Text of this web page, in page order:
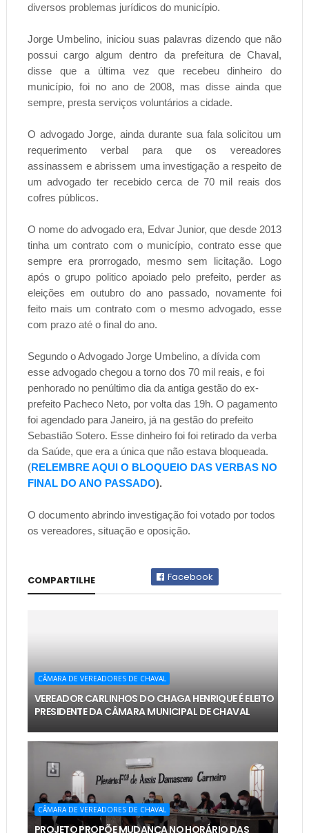
diversos problemas jurídicos do município.
Jorge Umbelino, iniciou suas palavras dizendo que não
possui cargo algum dentro da prefeitura de Chaval,
disse que a última vez que recebeu dinheiro do
município, foi no ano de 2008, mas disse ainda que
sempre, presta serviços voluntários a cidade.
O advogado Jorge, ainda durante sua fala solicitou um
requerimento verbal para que os vereadores
assinassem e abrissem uma investigação a respeito de
um advogado ter recebido cerca de 70 mil reais dos
cofres públicos.
O nome do advogado era, Edvar Junior, que desde 2013
tinha um contrato com o município, contrato esse que
sempre era prorrogado, mesmo sem licitação. Logo
após o grupo politico apoiado pelo prefeito, perder as
eleições em outubro do ano passado, novamente foi
feito mais um contrato com o mesmo advogado, esse
com prazo até o final do ano.
Segundo o Advogado Jorge Umbelino, a dívida com
esse advogado chegou a torno dos 70 mil reais, e foi
penhorado no penúltimo dia da antiga gestão do ex-
prefeito Pacheco Neto, por volta das 19h. O pagamento
foi agendado para Janeiro, já na gestão do prefeito
Sebastião Sotero. Esse dinheiro foi foi retirado da verba
da Saúde, que era a única que não estava bloqueada.
(RELEMBRE AQUI O BLOQUEIO DAS VERBAS NO
FINAL DO ANO PASSADO).
O documento abrindo investigação foi votado por todos
os vereadores, situação e oposição.
COMPARTILHE Facebook
CÂMARA DE VEREADORES DE CHAVAL
VEREADOR CARLINHOS DO CHAGA HENRIQUE É ELEITO
PRESIDENTE DA CÂMARA MUNICIPAL DE CHAVAL
CÂMARA DE VEREADORES DE CHAVAL
PROJETO PROPÕE MUDANÇA NO HORÁRIO DAS